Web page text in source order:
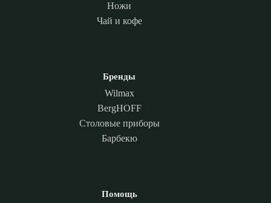
Ножи
Чай и кофе
Бренды
Wilmax
BergHOFF
Столовые приборы
Барбекю
Помощь